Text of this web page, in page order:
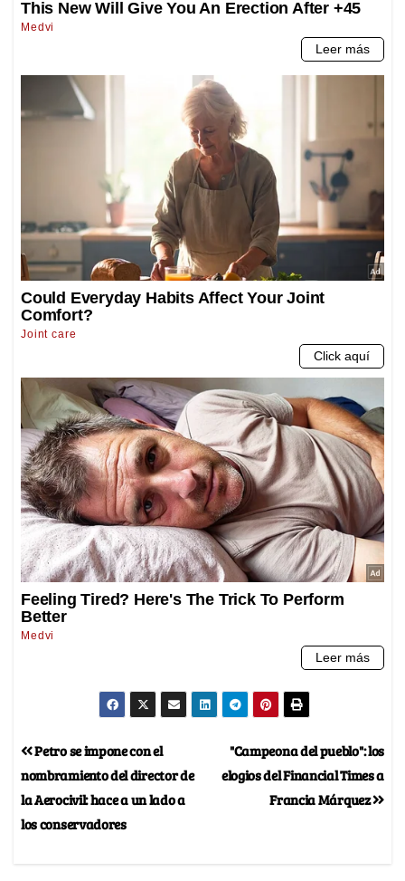
"Campeona del pueblo": los
elogios del Financial Times a
Francia Márquez
Petro se impone con el
nombramiento del director de
la Aerocivil: hace a un lado a
los conservadores